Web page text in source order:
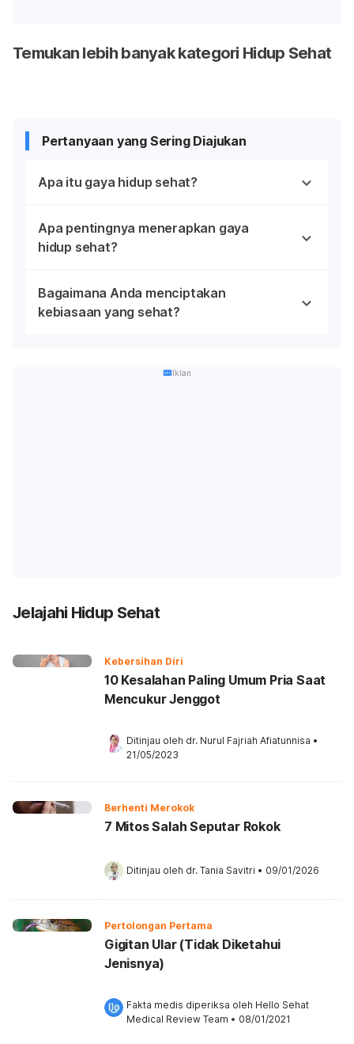
Temukan lebih banyak kategori Hidup Sehat
Pertanyaan yang Sering Diajukan
Apa itu gaya hidup sehat?
Apa pentingnya menerapkan gaya
hidup sehat?
Bagaimana Anda menciptakan
kebiasaan yang sehat?
Iklan
Jelajahi Hidup Sehat
Kebersihan Diri
10 Kesalahan Paling Umum Pria Saat
Mencukur Jenggot
Ditinjau oleh dr. Nurul Fajriah Afiatunnisa •
21/05/2023
Berhenti Merokok
7 Mitos Salah Seputar Rokok
Ditinjau oleh dr. Tania Savitri • 09/01/2026
Pertolongan Pertama
Gigitan Ular (Tidak Diketahui
Jenisnya)
Fakta medis diperiksa oleh Hello Sehat
Medical Review Team • 08/01/2021